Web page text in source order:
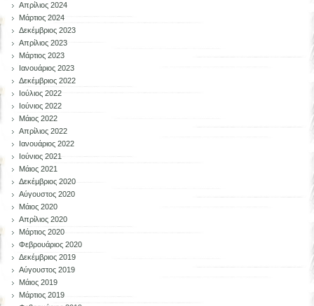
Απρίλιος 2024
Μάρτιος 2024
Δεκέμβριος 2023
Απρίλιος 2023
Μάρτιος 2023
Ιανουάριος 2023
Δεκέμβριος 2022
Ιούλιος 2022
Ιούνιος 2022
Μάιος 2022
Απρίλιος 2022
Ιανουάριος 2022
Ιούνιος 2021
Μάιος 2021
Δεκέμβριος 2020
Αύγουστος 2020
Μάιος 2020
Απρίλιος 2020
Μάρτιος 2020
Φεβρουάριος 2020
Δεκέμβριος 2019
Αύγουστος 2019
Μάιος 2019
Μάρτιος 2019